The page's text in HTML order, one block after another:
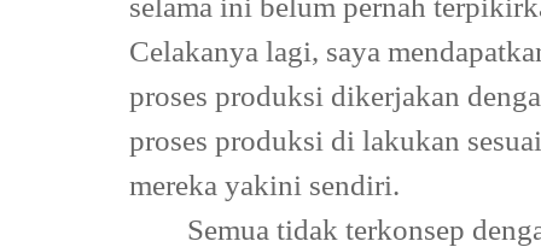
Celakanya lagi, saya
proses produksi dikerjakan
proses produksi di lakukan
mereka yakini sendiri.
Semua tidak terkonsep